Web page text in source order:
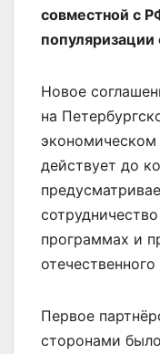
совместной с
популяризации
Новое
на
действует до
программах и
Первое
сторонами